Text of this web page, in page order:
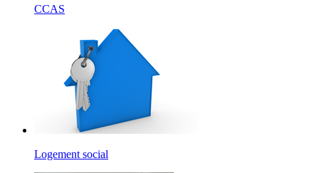
CCAS
Logement social